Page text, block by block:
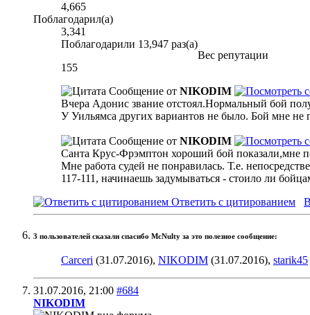
4,665
Поблагодарил(а)
3,341
Поблагодарили 13,947 раз(а)
Вес репутации
155
Сообщение от NIKODIM
Вчера Адонис звание отстоял.Нормальный бой
У Уильямса других вариантов не было. Бой мне не
Сообщение от NIKODIM
Санта Крус-Фрэмптон хороший бой показали,мне
Мне работа судей не понравилась. Т.е.
117-111, начинаешь задумываться - стоило ли
Ответить с цитированием
3 пользователей сказали cпасибо McNulty за это полезное сообщение:
Carceri (31.07.2016), NIKODIM (31.07.2016), starik45
31.07.2016, 21:00 #684
NIKODIM